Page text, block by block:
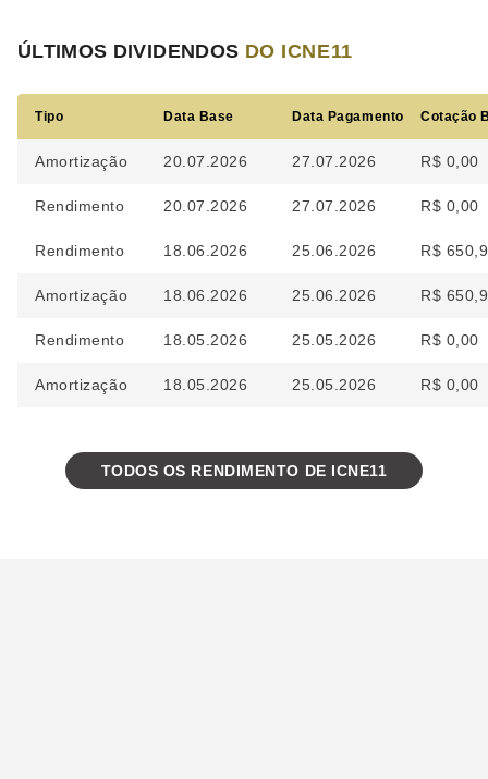
ÚLTIMOS DIVIDENDOS DO ICNE11
Tipo Data Base Data Pagamento Cotação
Amortização 20.07.2026 27.07.2026 R$ 0,00
Rendimento 20.07.2026 27.07.2026 R$ 0,00
Rendimento 18.06.2026 25.06.2026 R$
Amortização 18.06.2026 25.06.2026 R$
Rendimento 18.05.2026 25.05.2026 R$ 0,00
Amortização 18.05.2026 25.05.2026 R$ 0,00
TODOS OS RENDIMENTO DE ICNE11